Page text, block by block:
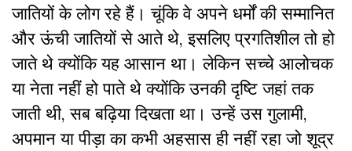
जातियों के लोग रहे हैं। चूंकि वे अपने धर्मों की सम्मानित
और ऊंची जातियों से आते थे, इसलिए प्रगतिशील तो हो
जाते थे क्योंकि यह आसान था। लेकिन सच्चे आलोचक
या नेता नहीं हो पाते थे क्योंकि उनकी दृष्टि जहां तक
जाती थी, सब बढ़िया दिखता था। उन्हें उस गुलामी,
अपमान या पीड़ा का कभी अहसास ही नहीं रहा जो शूद्र